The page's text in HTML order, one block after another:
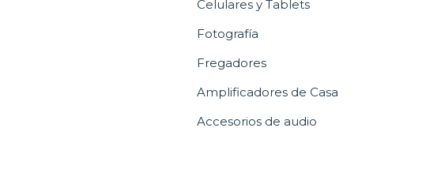
Celulares y Tablets
Fotografía
Fregadores
Amplificadores de Casa
Accesorios de audio